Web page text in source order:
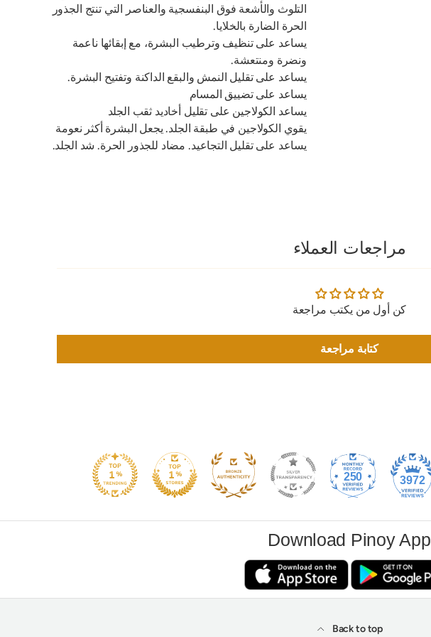
التلوث والأشعة فوق البنفسجية والعناصر التي تنتج الجذور
الحرة الضارة بالخلايا.
يساعد على تنظيف وترطيب البشرة، مع إبقائها ناعمة
ونضرة ومنتعشة.
يساعد على تقليل النمش والبقع الداكنة وتفتيح البشرة.
يساعد على تضييق المسام
يساعد الكولاجين على تقليل أخاديد ثقب الجلد
يقوي الكولاجين في طبقة الجلد. يجعل البشرة أكثر نعومة
يساعد على تقليل التجاعيد. مضاد للجذور الحرة. شد الجلد.
مراجعات العملاء
كن أول من يكتب مراجعة
كتابة مراجعة
3972
250
Download Pinoy App
Back to top